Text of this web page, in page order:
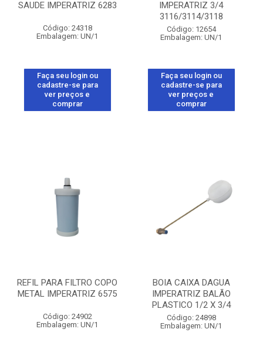
SAUDE IMPERATRIZ 6283
Código: 24318
Embalagem: UN/1
Faça seu login ou
cadastre-se para
ver preços e
comprar
IMPERATRIZ 3/4
3116/3114/3118
Código: 12654
Embalagem: UN/1
Faça seu login ou
cadastre-se para
ver preços e
comprar
REFIL PARA FILTRO COPO
METAL IMPERATRIZ 6575
Código: 24902
Embalagem: UN/1
BOIA CAIXA DAGUA
IMPERATRIZ BALÃO
PLASTICO 1/2 X 3/4
Código: 24898
Embalagem: UN/1